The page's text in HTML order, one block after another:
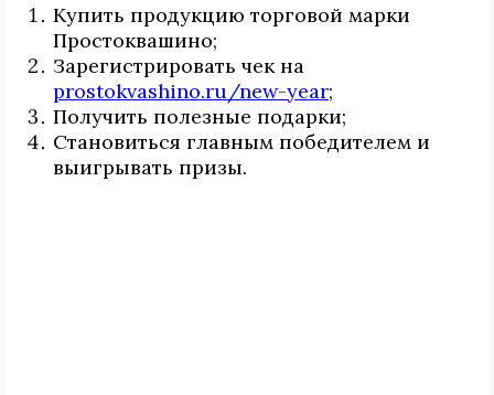
Купить продукцию торговой марки
Простоквашино;
Зарегистрировать чек на
prostokvashino.ru/new-year;
Получить полезные подарки;
Становиться главным победителем и
выигрывать призы.